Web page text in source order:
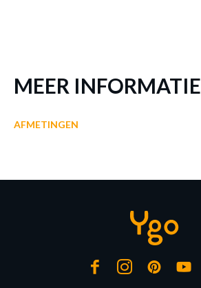
MEER INFORMATIE
AFMETINGEN